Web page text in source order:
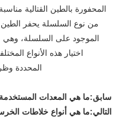
المحفورة بالطين القتالية
من نوع السلسلة يحفر الطين
اختيار هذه الأنواع
المحددة
سابق:ما هي المعدات
التالي:ما هي أنواع خلاطات